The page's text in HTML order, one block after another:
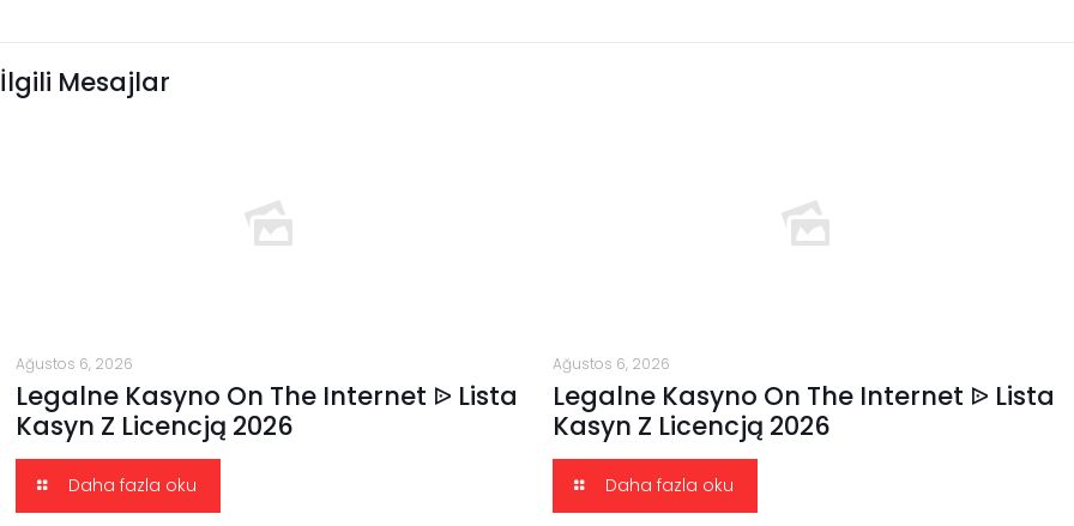
İlgili Mesajlar
Ağustos 6, 2026
Legalne Kasyno On The Internet ᐉ Lista
Kasyn Z Licencją 2026
Daha fazla oku
Ağustos 6, 2026
Legalne Kasyno On The Internet ᐉ Lista
Kasyn Z Licencją 2026
Daha fazla oku